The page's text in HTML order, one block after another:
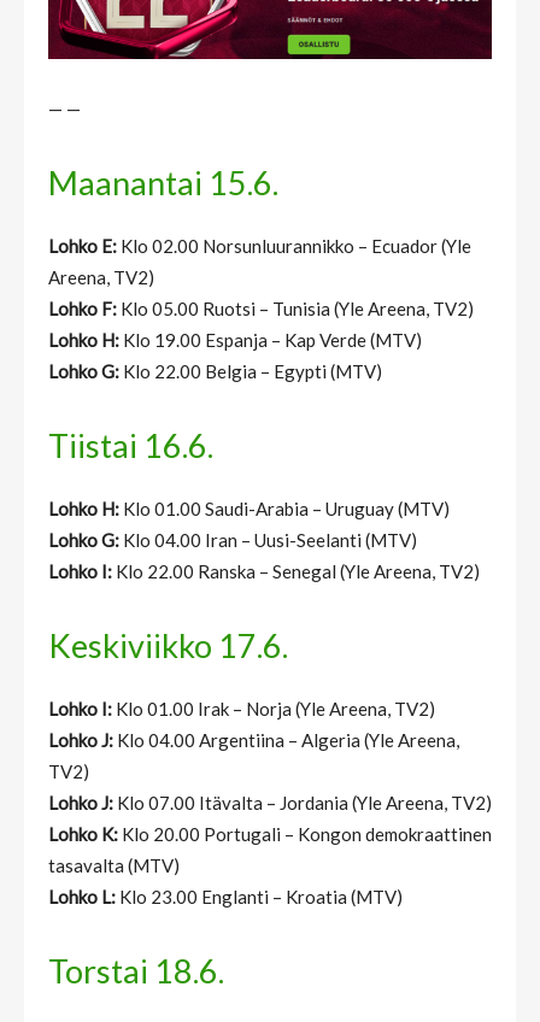
— —
Maanantai 15.6.
Lohko E: Klo 02.00 Norsunluurannikko – Ecuador (Yle
Areena, TV2)
Lohko F: Klo 05.00 Ruotsi – Tunisia (Yle Areena, TV2)
Lohko H: Klo 19.00 Espanja – Kap Verde (MTV)
Lohko G: Klo 22.00 Belgia – Egypti (MTV)
Tiistai 16.6.
Lohko H: Klo 01.00 Saudi-Arabia – Uruguay (MTV)
Lohko G: Klo 04.00 Iran – Uusi-Seelanti (MTV)
Lohko I: Klo 22.00 Ranska – Senegal (Yle Areena, TV2)
Keskiviikko 17.6.
Lohko I: Klo 01.00 Irak – Norja (Yle Areena, TV2)
Lohko J: Klo 04.00 Argentiina – Algeria (Yle Areena,
TV2)
Lohko J: Klo 07.00 Itävalta – Jordania (Yle Areena, TV2)
Lohko K: Klo 20.00 Portugali – Kongon demokraattinen
tasavalta (MTV)
Lohko L: Klo 23.00 Englanti – Kroatia (MTV)
Torstai 18.6.